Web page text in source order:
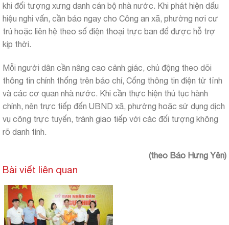
khi đối tượng xưng danh cán bộ nhà nước. Khi phát hiện dấu
hiệu nghi vấn, cần báo ngay cho Công an xã, phường nơi cư
trú hoặc liên hệ theo số điện thoại trực ban để được hỗ trợ
kịp thời.
Mỗi người dân cần nâng cao cảnh giác, chủ động theo dõi
thông tin chính thống trên báo chí, Cổng thông tin điện tử tỉnh
và các cơ quan nhà nước. Khi cần thực hiện thủ tục hành
chính, nên trực tiếp đến UBND xã, phường hoặc sử dụng dịch
vụ công trực tuyến, tránh giao tiếp với các đối tượng không
rõ danh tính.
(theo Báo Hưng Yên)
Bài viết liên quan